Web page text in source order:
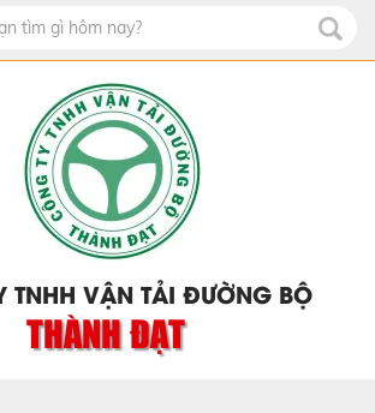
TNHH VẬN TẢI ĐƯỜNG BỘ
THÀNH ĐẠT